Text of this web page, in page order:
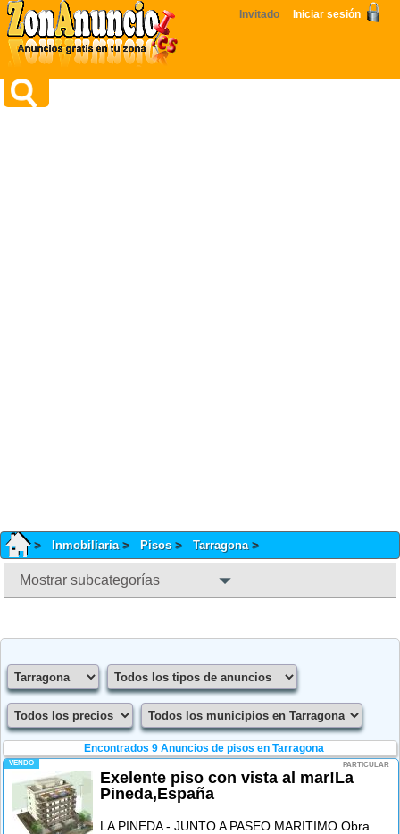
Invitado Iniciar sesión
Inmobiliaria Pisos Tarragona
Mostrar subcategorías
Encontrados 9 Anuncios de pisos en Tarragona
-VENDO- PARTICULAR
Exelente piso con vista al mar!La
Pineda,España
LA PINEDA - JUNTO A PASEO MARITIMO Obra